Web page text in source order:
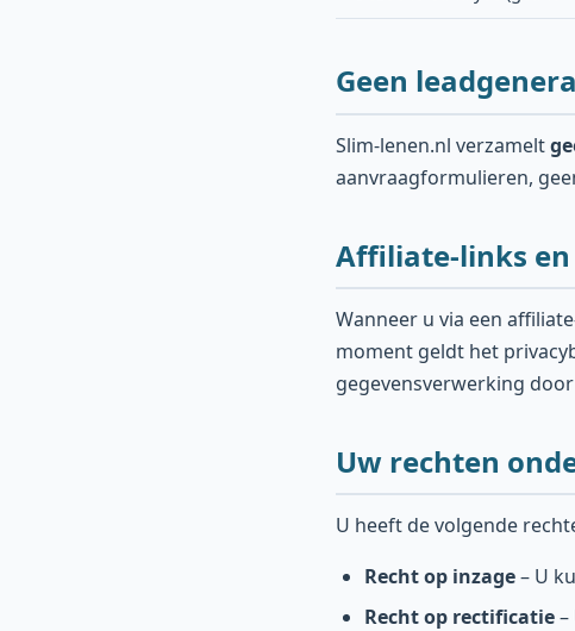
Geen
Slim-lenen.nl verzamelt
aanvraagformulieren,
Affiliate-links
Wanneer u via een
moment geldt het
gegevensverwerking
Uw rechten
U heeft de volgende
Recht op inzage– U
Recht op rectificatie